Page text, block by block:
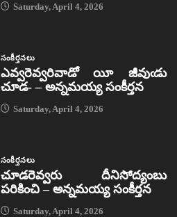
Saturday, April 4, 2026
సంకీర్తనలు
ఎవ్వరెవ్వరివాడో యీ జీవుఁడు
చూడ- – అన్నమయ్య సంకీర్తన
Saturday, April 4, 2026
సంకీర్తనలు
చూడరెవ్వరు దీనిసోద్యంబు
పరికించి – అన్నమయ్య సంకీర్తన
Saturday, April 4, 2026